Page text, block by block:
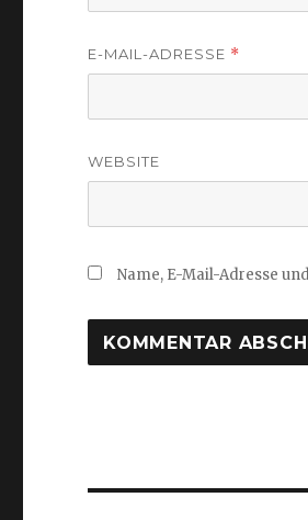
E-MAIL-ADRESSE *
WEBSITE
Name, E-Mail-Adresse